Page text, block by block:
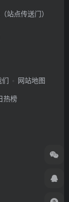
站点传送门）
们
网站地图
热榜